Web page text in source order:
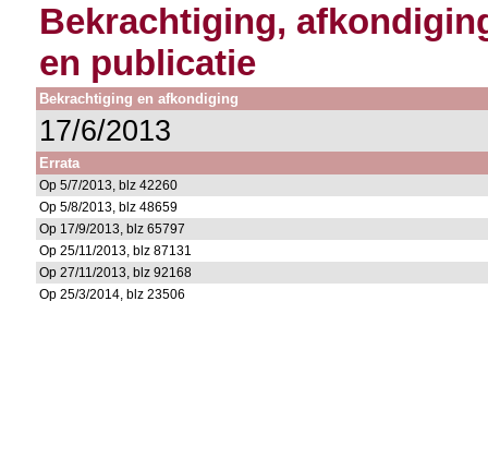
Bekrachtiging,
en publicatie
Bekrachtiging en afkondiging
17/6/2013
Errata
Op 5/7/2013, blz 42260
Op 5/8/2013, blz 48659
Op 17/9/2013, blz 65797
Op 25/11/2013, blz 87131
Op 27/11/2013, blz 92168
Op 25/3/2014, blz 23506